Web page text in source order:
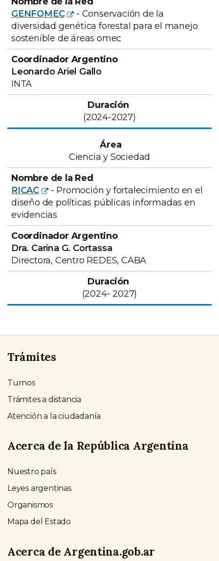
GENFOMEC
- Conservación de la
diversidad genética forestal para el manejo
sostenible de áreas omec
Leonardo Ariel Gallo
INTA
(2024-2027)
Ciencia y Sociedad
RICAC
- Promoción y fortalecimiento en el
diseño de políticas públicas informadas en
evidencias
Dra. Carina G. Cortassa
Directora, Centro REDES, CABA
(2024- 2027)
Trámites
Turnos
Trámites a distancia
Atención a la ciudadanía
Acerca de la República Argentina
Nuestro país
Leyes argentinas
Organismos
Mapa del Estado
Acerca de Argentina.gob.ar